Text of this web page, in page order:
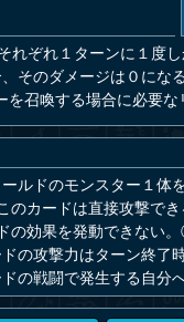
ぞれ１ターンに１度
そのダメージは０に
召喚する場合に必要な
ルドのモンスター１体
のカードは直接攻撃で
の効果を発動できない
の攻撃力はターン終
の戦闘で発生する自分